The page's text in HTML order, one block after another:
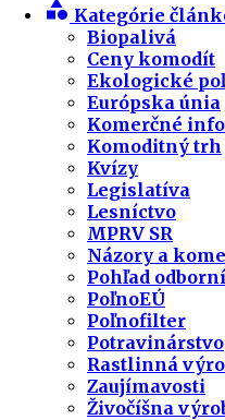
category Kategórie
Biopalivá
Ceny komodít
Ekologické
Európska únia
Komerčné
Komoditný trh
Kvízy
Legislatíva
Lesníctvo
MPRV SR
Názory a
Pohľad
PoľnoEÚ
Poľnofilter
Potravinárstvo
Rastlinná
Zaujímavosti
Živočíšna